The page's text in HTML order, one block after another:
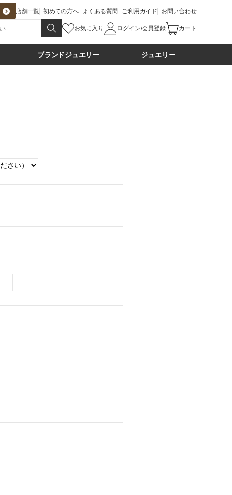
店舗一覧 初めての方へ よくある質問 ご利用ガイド お問い合わせ
お気に入り ログイン/会員登録 カート
ブランドジュエリー ジュエリー